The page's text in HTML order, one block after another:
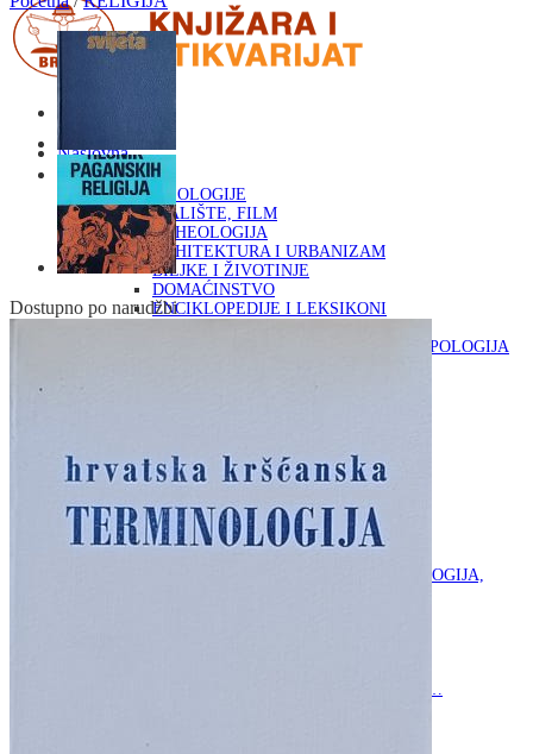
Naslovna
KNJIGE
OD ARHEOLOGIJE
DO KAZALIŠTE, FILM
ARHEOLOGIJA
ARHITEKTURA I URBANIZAM
BILJKE I ŽIVOTINJE
DOMAĆINSTVO
ENCIKLOPEDIJE I LEKSIKONI
FILOZOFIJA, SOCIOLOGIJA, ANTROPOLOGIJA
KNJIŽEVNOST
LIKOVNA UMJETNOST
LJEKOVITO BILJE I ZDRAVLJE
MITOLOGIJA
POVIJEST I PUBLICISTIKA
PSIHOLOGIJA, POPULARNA PSIHOLOGIJA,
RJEČNICI, GRAMATIKE, PRAVOPISI…
Dostupno po narudžbi